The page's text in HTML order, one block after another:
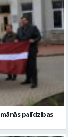
palīdzības